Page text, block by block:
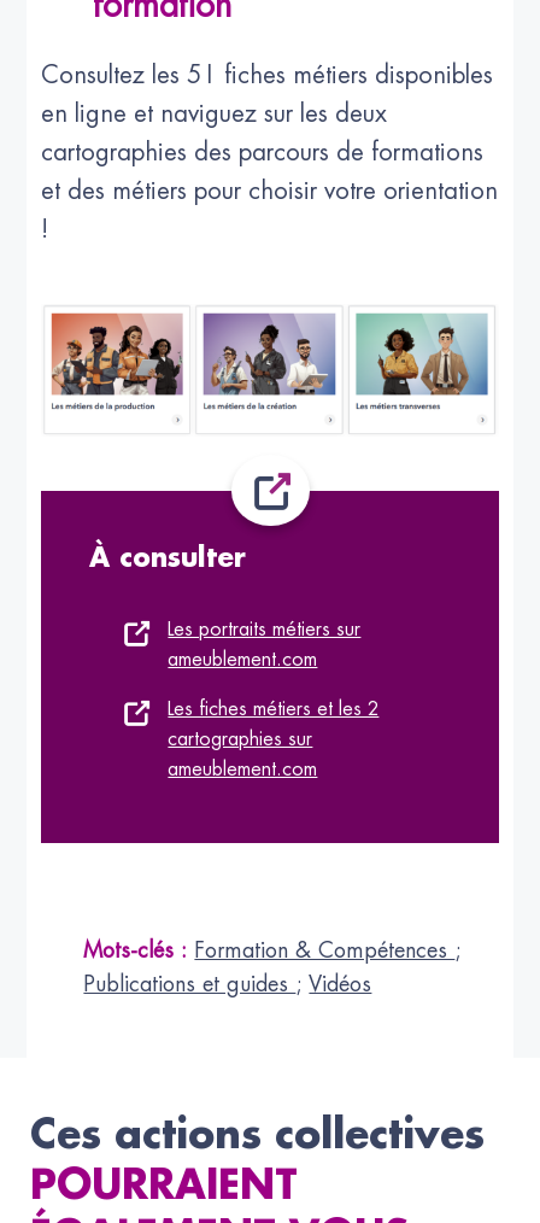
Consultez les 51 fiches métiers disponibles
en ligne et naviguez sur les deux
cartographies des parcours de formations
et des métiers pour choisir votre orientation
!
À consulter
Les portraits métiers sur
ameublement.com
Les fiches métiers et les 2
cartographies sur
ameublement.com
Mots-clés : Formation & Compétences ;
Publications et guides ;Vidéos
Ces actions collectives
POURRAIENT